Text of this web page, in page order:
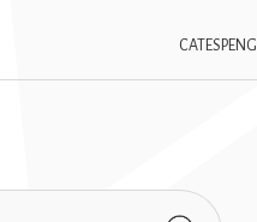
CAT ESPENG